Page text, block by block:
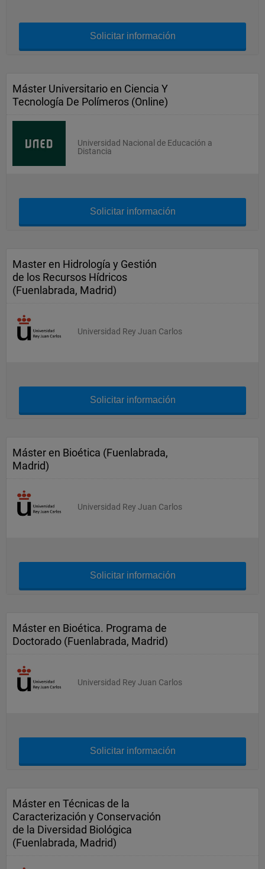
Solicitar información
Máster Universitario en Ciencia Y
Tecnología De Polímeros (Online)
Universidad Nacional de Educación a
Distancia
Solicitar información
Master en Hidrología y Gestión
de los Recursos Hídricos
(Fuenlabrada, Madrid)
Universidad Rey Juan Carlos
Solicitar información
Máster en Bioética (Fuenlabrada,
Madrid)
Universidad Rey Juan Carlos
Solicitar información
Máster en Bioética. Programa de
Doctorado (Fuenlabrada, Madrid)
Universidad Rey Juan Carlos
Solicitar información
Máster en Técnicas de la
Caracterización y Conservación
de la Diversidad Biológica
(Fuenlabrada, Madrid)